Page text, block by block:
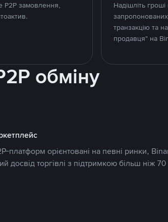
P2P замовлення,
Надішліть
запропонованих
транзакцію та
продавця" на
обміну
платформ орієнтовані на певні ринки,
досвід торгівлі з підтримкою більш ніж 70